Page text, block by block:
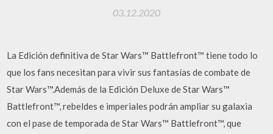
03.12.2020
La Edición definitiva de Star Wars™ Battlefront™ tiene todo lo
que los fans necesitan para vivir sus fantasías de combate de
Star Wars™.Además de la Edición Deluxe de Star Wars™
Battlefront™, rebeldes e imperiales podrán ampliar su galaxia
con el pase de temporada de Star Wars™ Battlefront™, que